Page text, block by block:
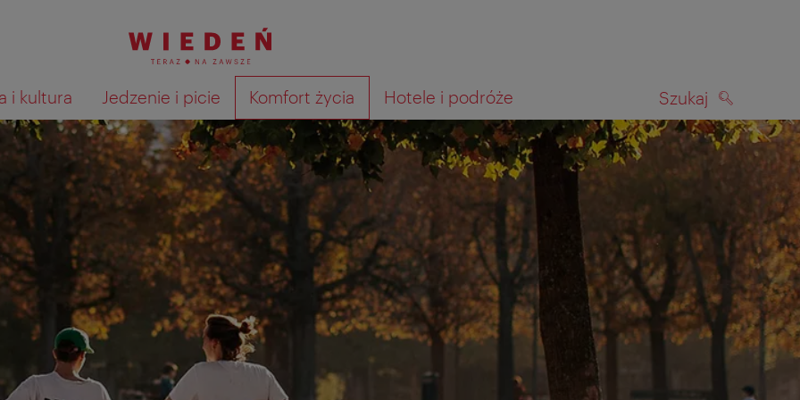
i kultura Jedzenie i picie Komfort życia Hotele i podróże Szukaj
Pokaż na mapie wyniki wyszukiwania SZUKAJ